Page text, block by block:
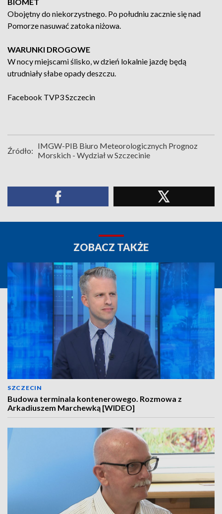
Obojętny do niekorzystnego. Po południu zacznie się nad
Pomorze nasuwać zatoka niżowa.
WARUNKI DROGOWE
W nocy miejscami ślisko, w dzień lokalnie jazdę będą
utrudniały słabe opady deszczu.
Facebook TVP3 Szczecin
Źródło: IMGW-PIB Biuro Meteorologicznych Prognoz
Morskich - Wydział w Szczecinie
ZOBACZ TAKŻE
SZCZECIN
Budowa terminala kontenerowego. Rozmowa z
Arkadiuszem Marchewką [WIDEO]